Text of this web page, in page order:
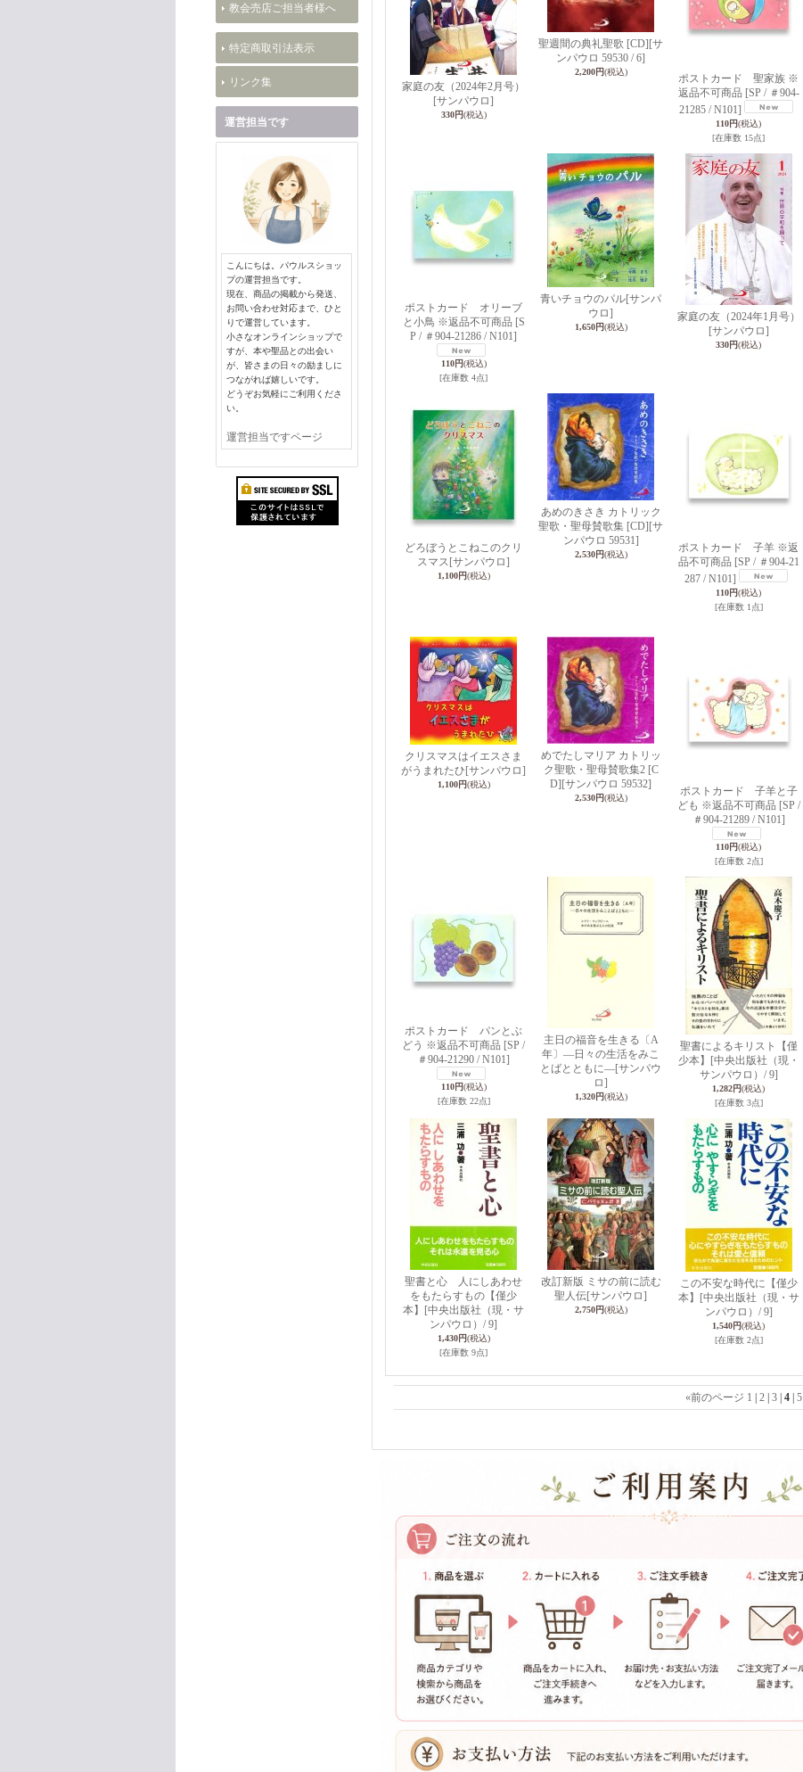
教会売店ご担当者様へ
特定商取引法表示
リンク集
運営担当です
こんにちは。パウルスショッ
プの運営担当です。
現在、商品の掲載から発送、
お問い合わせ対応まで、ひと
りで運営しています。
小さなオンラインショップで
すが、本や聖品との出会い
が、皆さまの日々の励ましに
つながれば嬉しいです。
どうぞお気軽にご利用くださ
い。
運営担当ですページ
家庭の友（2024年2月号）
[サンパウロ]
330円(税込)
聖週間の典礼聖歌 [CD] [サ
ンパウロ 59530 / 6]
2,200円(税込)
ポストカード 聖家族 ※
返品不可商品 [SP / ＃904-
21285 / N101]
110円(税込)
[在庫数 15点]
ポストカード オリーブ
と小鳥 ※返品不可商品 [S
P / ＃904-21286 / N101]
110円(税込)
[在庫数 4点]
青いチョウのパル[サンパ
ウロ]
1,650円(税込)
家庭の友（2024年1月号）
[サンパウロ]
330円(税込)
どろぼうとこねこのクリ
スマス [サンパウロ]
1,100円(税込)
あめのきさき カトリック
聖歌・聖母賛歌集 [CD] [サ
ンパウロ 59531]
2,530円(税込)
ポストカード 子羊 ※返
品不可商品 [SP / ＃904-21
287 / N101]
110円(税込)
[在庫数 1点]
クリスマスはイエスさま
がうまれたひ [サンパウロ]
1,100円(税込)
めでたしマリア カトリッ
ク聖歌・聖母賛歌集2 [C
D] [サンパウロ 59532]
2,530円(税込)
ポストカード 子羊と子
ども ※返品不可商品 [SP /
＃904-21289 / N101]
110円(税込)
[在庫数 2点]
ポストカード パンとぶ
どう ※返品不可商品 [SP /
＃904-21290 / N101]
110円(税込)
[在庫数 22点]
主日の福音を生きる〔A
年〕―日々の生活をみこ
とばとともに―[サンパウ
ロ]
1,320円(税込)
聖書によるキリスト【僅
少本】
[中央出版社（現・
サンパウロ）/ 9]
1,282円(税込)
[在庫数 3点]
聖書と心 人にしあわせ
をもたらすもの【僅少
本】
[中央出版社（現・サ
ンパウロ）/ 9]
1,430円(税込)
[在庫数 9点]
改訂新版 ミサの前に読む
聖人伝[サンパウロ]
2,750円(税込)
この不安な時代に【僅少
本】
[中央出版社（現・サ
ンパウロ）/ 9]
1,540円(税込)
[在庫数 2点]
«前のページ 1 2 3 4 5